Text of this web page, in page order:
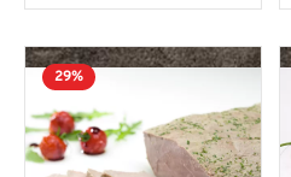
29%